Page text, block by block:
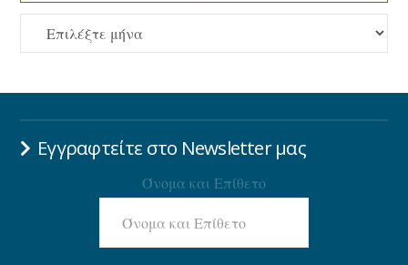
ΑΡΧΕΙΟ
Εγγραφτείτε στο Newsletter μας
Όνομα και Επίθετο